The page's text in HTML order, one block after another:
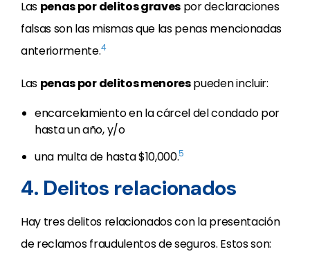
Las penas por delitos graves por declaraciones
falsas son las mismas que las penas mencionadas
anteriormente.4
Las penas por delitos menorespueden incluir:
encarcelamiento en la cárcel del condado por
hasta un año, y/o
una multa de hasta $10,000.5
4. Delitos relacionados
Hay tres delitos relacionados con la presentación
de reclamos fraudulentos de seguros. Estos son: